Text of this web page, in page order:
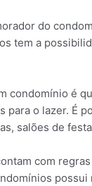
do
tem a
condomínio é
o lazer. É
salões de
com